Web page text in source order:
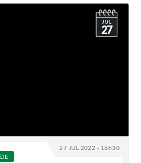
27 JUL 2022 - 16h30
JUL
27